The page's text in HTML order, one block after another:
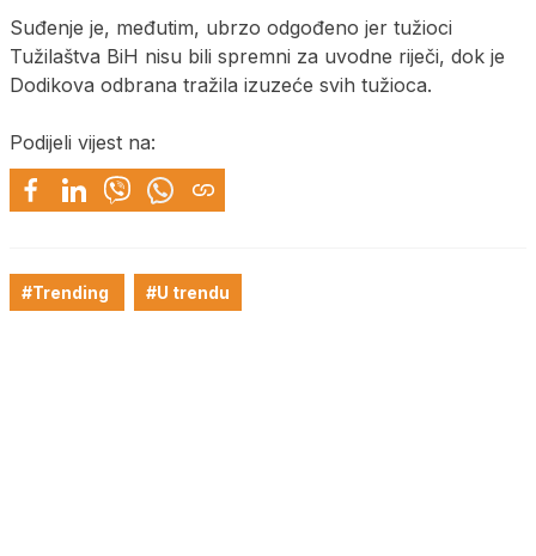
Suđenje je, međutim, ubrzo odgođeno jer tužioci
Tužilaštva BiH nisu bili spremni za uvodne riječi, dok je
Dodikova odbrana tražila izuzeće svih tužioca.
Podijeli vijest na:
#Trending #U trendu